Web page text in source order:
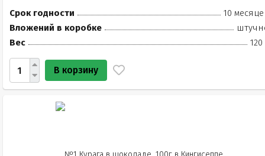
Срок годности
10
Вложений в коробке
Вес
120
В корзину